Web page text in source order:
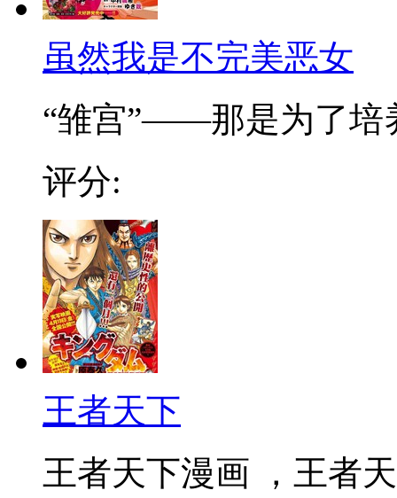
虽然我是不完美恶女
“雏宫”——那是为了培
评分:
王者天下
王者天下漫画 ，王者